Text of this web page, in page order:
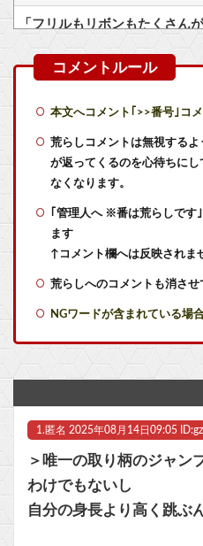
Switch2版『モンハンワイル
【艦これ】てーいとーくさん
【艦これ】競泳水着いんのかよ
【艦これ】ひみつの通り道 他
実際『ゼルダ 時オカ』→『風
実際『ゼルダ 時オカ』→『風
『みんなのGOLF WORLD』
本文へコメント｢>>番号｣コ
荒らしコメントは無視する
が返ってくるのを心待ちに
なくなります。
｢管理人へ ※番は荒らしです
ます
↑コメント欄へは反映されま
荒らしへのコメントも消さ
NGワードが含まれている場
1. 匿名 2025年08月14日09:05
＞唯一の取り柄のジャン
わけでもないし
自分の身長より高く跳ぶ